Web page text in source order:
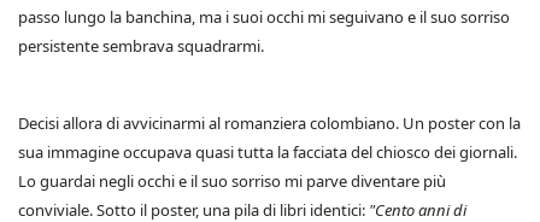
passo lungo la banchina, ma i suoi occhi mi seguivano e il suo sorriso
persistente sembrava squadrarmi.
Decisi allora di avvicinarmi al romanziera colombiano. Un poster con la
sua immagine occupava quasi tutta la facciata del chiosco dei giornali.
Lo guardai negli occhi e il suo sorriso mi parve diventare più
conviviale. Sotto il poster, una pila di libri identici: "Cento anni di